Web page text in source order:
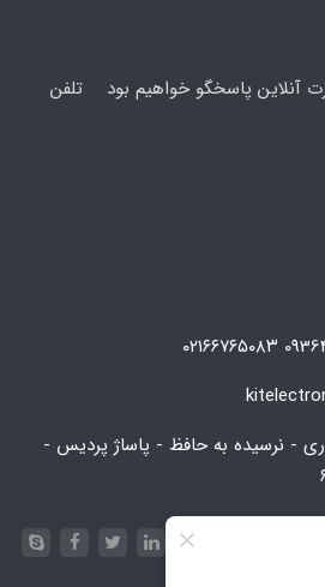
آنلاین پاسخگو خواهیم بود تلفن
- نرسیده به حافظ - پاساژ پردیس -